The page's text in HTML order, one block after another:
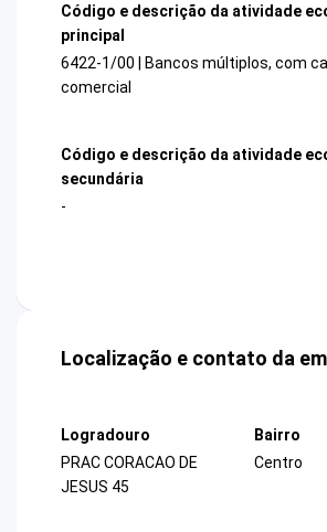
Código e descrição da atividade
principal
6422-1/00 | Bancos múltiplos, com
comercial
Código e descrição da atividade
secundária
-
Localização e contato da
Logradouro
PRAC CORACAO DE
JESUS 45
Bairro
Centro